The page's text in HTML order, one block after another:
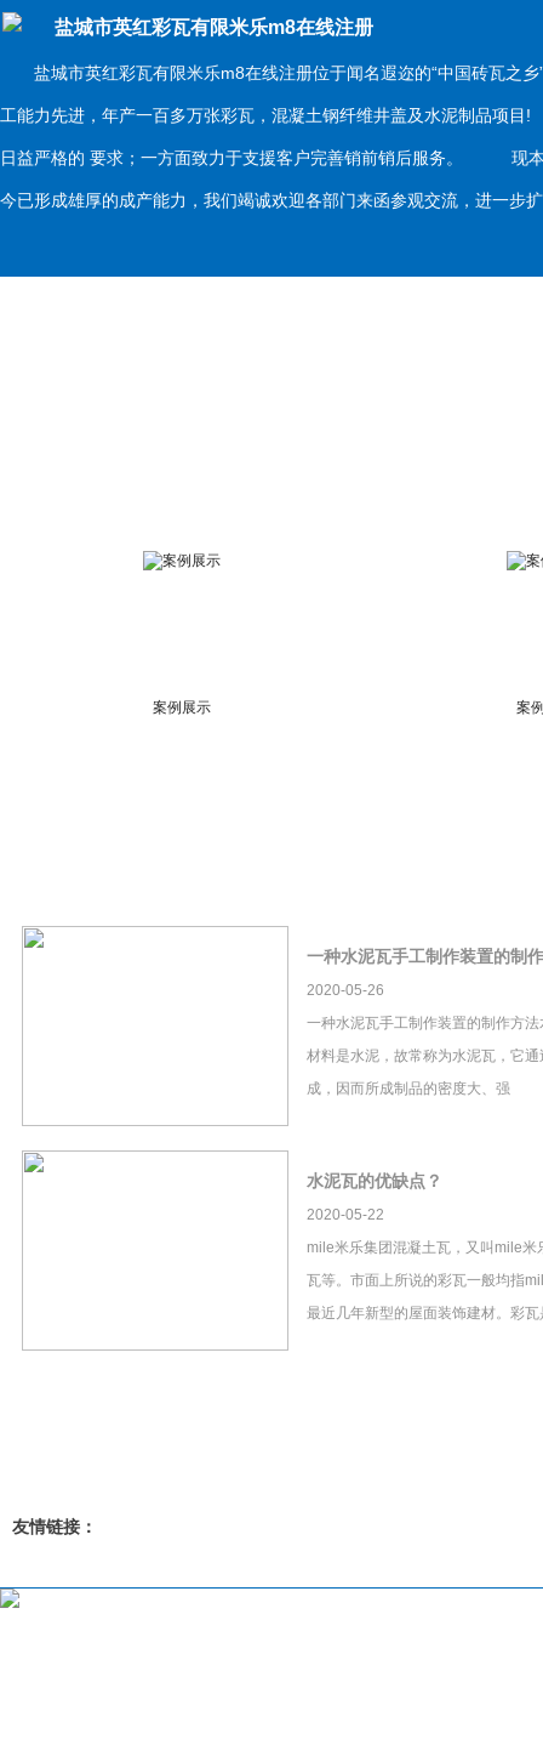
盐城市英红彩瓦有限米乐m8在线注册
盐城市英红彩瓦有限米乐m8在线注册位于闻名遐迩的“中国砖瓦之乡
工能力先进，年产一百多万张彩瓦，混凝土钢纤维井盖及水泥制品项
日益严格的 要求；一方面致力于支援客户完善销前销后服务。 现本
今已形成雄厚的成产能力，我们竭诚欢迎各部门来函参观交流，进一
案例展示 案
一种水泥瓦手工制作装置的制
2020-05-26
一种水泥瓦手工制作装置的制作方
材料是水泥，故常称为水泥瓦，它
成，因而所成制品的密度大、强
水泥瓦的优缺点？
2020-05-22
mile米乐集团混凝土瓦，又叫mile米
瓦等。市面上所说的彩瓦一般均指
最近几年新型的屋面装饰建材。彩
友情链接：